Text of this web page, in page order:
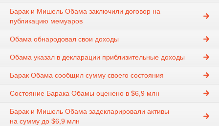
Барак и Мишель Обама заключили договор на
публикацию мемуаров
Обама обнародовал свои доходы
Обама указал в декларации приблизительные доходы
Барак Обама сообщил сумму своего состояния
Состояние Барака Обамы оценено в $6,9 млн
Барак и Мишель Обама задекларировали активы
на сумму до $6,9 млн